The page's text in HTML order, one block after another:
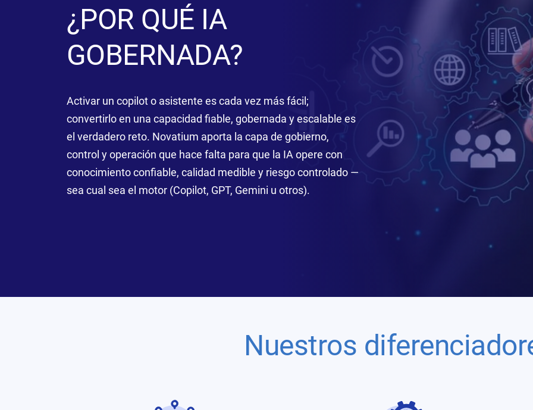
¿POR QUÉ IA
GOBERNADA?
Activar un copilot o asistente es cada vez más fácil;
convertirlo en una capacidad fiable, gobernada y escalable es
el verdadero reto. Novatium aporta la capa de gobierno,
control y operación que hace falta para que la IA opere con
conocimiento confiable, calidad medible y riesgo controlado —
sea cual sea el motor (Copilot, GPT, Gemini u otros).
Nuestros